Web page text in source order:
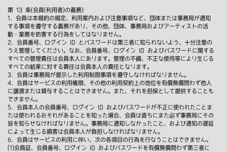
第 13 条(会員(利用者)の義務)
1．会員は本規約の規定、利用案内および注意事項など、団体または事務局が通知
する事項を遵守する義務があり、その他、団体、事務局およびアーティストの活
動・業務を妨害する行為をしてはなりません。
2．会員番号、ログイン ID とパスワードは第三者に知られないよう、十分注意の
うえ管理してください。なお、会員番号、ログイン ID およびパスワードに関する
すべての管理責任は会員本人にあります。管理の不備、不正な使用等により生じる
すべての結果に対する責任は会員本人の責任となります。
3．会員は事務局が提示した利用制限事項を遵守しなければなりません。
4．会員はサービスの利用権限、その他の利用契約上の地位を有償無償問わず他人
に譲渡または貸与することはできません。また、それを担保として提供することも
できません。
5．会員本人の会員番号、ログイン ID およびパスワードが不正に使われたことま
たは使われるおそれがあることを知った場合、会員は直ちにまた必ず事務局にその
旨を知らせなければなりません。事務局に通知しなかったこと、および通知の遅延
によって生じる損害は会員本人が負担しなければなりません。
6．会員はサービスの利用に伴い、次の各項目の行為を行なうことはできません。
(1)会員証、会員番号、ログイン ID およびパスワードを有償無償問わず第三者に